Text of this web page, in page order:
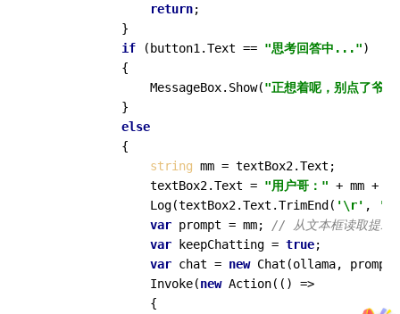
return;
            }
if (button1.Text == "思考回答中...")
            {
                MessageBox.Show(
"正想着呢，别点了爷
            }
else
            {
string mm = textBox2.Text;
                textBox2.Text =
"用户哥：" + mm +
                Log(textBox2.Text.TrimEnd(
'\r' ,
var prompt = mm; // 从文本框读取提示
var keepChatting = true;
var chat = new Chat(ollama,
                Invoke(
new Action(() =>
                {